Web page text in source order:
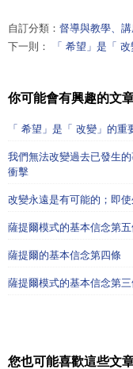
自訂分類： 督導與教學、
下一則：
「 希望」是「
你可能會有興趣的文章
「 希望」是「 改變」的重
我們無法改變過去已發生
衝擊
改變永遠是有可能的；即
薩提爾模式的基本信念第五
薩提爾的基本信念第四條
薩提爾模式的基本信念第三
您也可能喜歡這些文